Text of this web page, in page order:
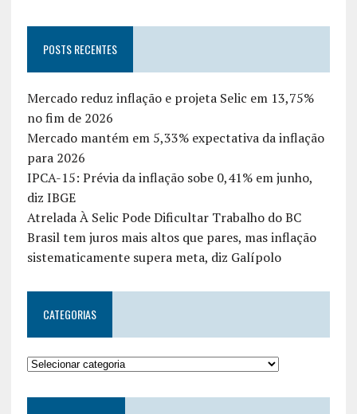
POSTS RECENTES
Mercado reduz inflação e projeta Selic em 13,75%
no fim de 2026
Mercado mantém em 5,33% expectativa da inflação
para 2026
IPCA-15: Prévia da inflação sobe 0,41% em junho,
diz IBGE
Atrelada À Selic Pode Dificultar Trabalho do BC
Brasil tem juros mais altos que pares, mas inflação
sistematicamente supera meta, diz Galípolo
CATEGORIAS